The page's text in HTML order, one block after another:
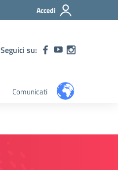
Accedi
Seguici su:
Comunicati